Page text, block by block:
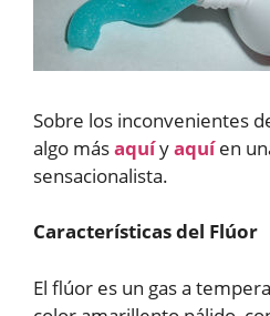
Sobre los inconvenientes
algo másaquíyaquíen
sensacionalista.
Características del Flúor
El flúor es un gas a